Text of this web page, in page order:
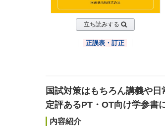
立ち読みする
正誤表・訂正
国試対策はもちろん講義や
定評あるPT・OT向け学参書
内容紹介